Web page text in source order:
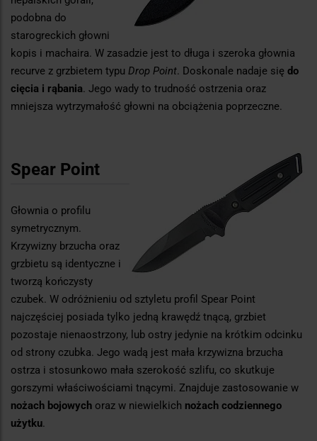
podobna do
starogreckich głowni
kopis i machaira. W zasadzie jest to długa i szeroka głownia
recurve z grzbietem typu Drop Point. Doskonale nadaje się do
cięcia i rąbania. Jego wady to trudność ostrzenia oraz
mniejsza wytrzymałość głowni na obciążenia poprzeczne.
Spear Point
Głownia o profilu
symetrycznym.
Krzywizny brzucha oraz
grzbietu są identyczne i
tworzą kończysty
czubek. W odróżnieniu od sztyletu profil Spear Point
najczęściej posiada tylko jedną krawędź tnącą, grzbiet
pozostaje nienaostrzony, lub ostry jedynie na krótkim odcinku
od strony czubka. Jego wadą jest mała krzywizna brzucha
ostrza i stosunkowo mała szerokość szlifu, co skutkuje
gorszymi właściwościami tnącymi. Znajduje zastosowanie w
nożach bojowych oraz w niewielkich nożach codziennego
użytku.